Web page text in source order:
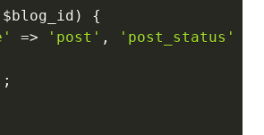
$blog_id )
{
=> 'post' , 'post_status'
;